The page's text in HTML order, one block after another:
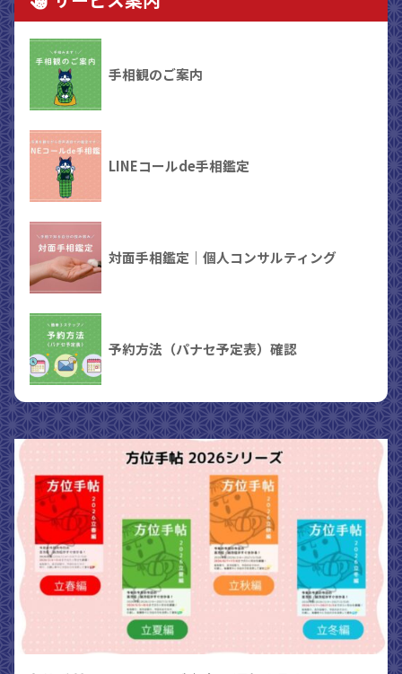
手相観のご案内
LINEコールde手相鑑定
対面手相鑑定｜個人コンサルティング
予約方法（パナセ予定表）確認